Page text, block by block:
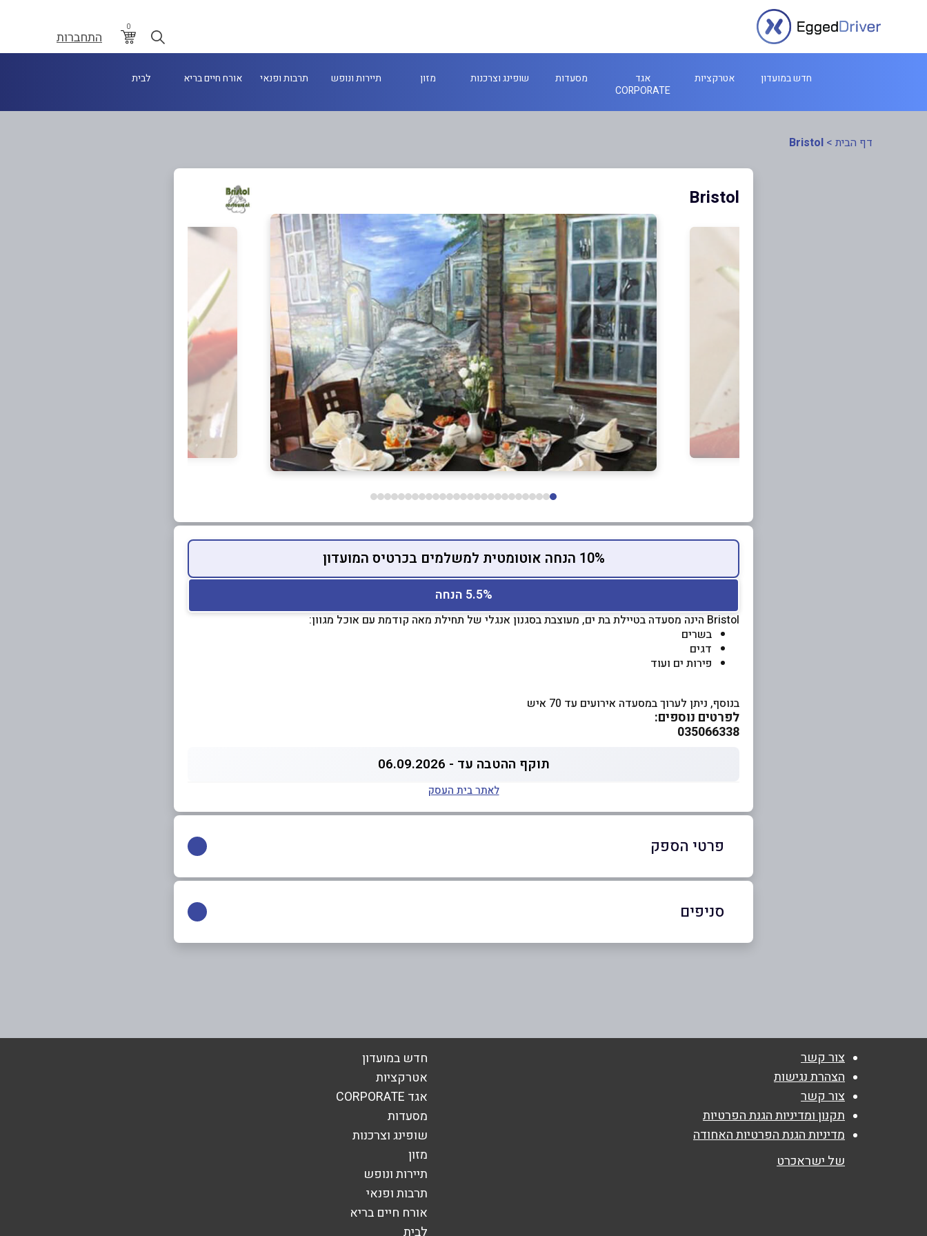
0
התחברות
חדש במועדון אטרקציות
אגד
CORPORATE
מסעדות שופינג וצרכנות מזון תיירות ונופש תרבות ופנאי אורח חיים בריא לבית
דף הבית >
Bristol
Bristol
10% הנחה אוטומטית למשלמים בכרטיס המועדון
5.5% הנחה
Bristol הינה מסעדה בטיילת בת ים, מעוצבת בסגנון אנגלי של תחילת מאה קודמת עם אוכל מגוון:
בשרים
דגים
פירות ים ועוד
בנוסף, ניתן לערוך במסעדה אירועים עד 70 איש
לפרטים נוספים:
035066338
תוקף ההטבה עד - 06.09.2026
לאתר בית העסק
פרטי הספק
03-5066338
באתר
טלפון* אימייל*
אנא חזרו אלי בקשר ל...
הודעה*
סניפים
צור קשר
הצהרת נגישות
צור קשר
תקנון ומדיניות הגנת הפרטיות
מדיניות הגנת הפרטיות האחודה
של ישראכרט
חדש במועדון
אטרקציות
אגד CORPORATE
מסעדות
שופינג וצרכנות
מזון
תיירות ונופש
תרבות ופנאי
אורח חיים בריא
לבית